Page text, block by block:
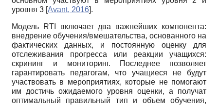
уровня 3 [Avant, 2016].
Модель RTI включает два важнейших компонента:
внедрение обучения/вмешательства, основанного на
фактических данных, и постоянную оценку для
отслеживания прогресса или реакции учащихся:
скрининг и мониторинг. Последнее позволяет
гарантировать педагогам, что учащиеся не будут
участвовать в мероприятиях, которые не помогают
им достичь ожидаемого уровня оценки, а получат
оптимальный правильный тип и объем обучения,